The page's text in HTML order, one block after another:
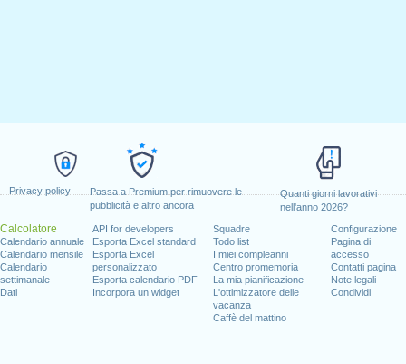
Privacy policy
Passa a Premium per rimuovere le
pubblicità e altro ancora
Quanti giorni lavorativi
nell'anno 2026?
Calcolatore
Calendario annuale
Calendario mensile
Calendario
settimanale
Dati
API for developers
Esporta Excel standard
Esporta Excel
personalizzato
Esporta calendario PDF
Incorpora un widget
Squadre
Todo list
I miei compleanni
Centro promemoria
La mia pianificazione
L'ottimizzatore delle
vacanza
Caffè del mattino
Configurazione
Pagina di
accesso
Contatti pagina
Note legali
Condividi